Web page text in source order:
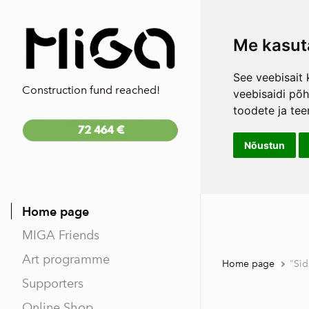
Me
See veebisait
veebisaidi
toodete ja
Nõustun
Construction fund reached!
Home page
MIGA Friends
Art programme
Supporters
Home page